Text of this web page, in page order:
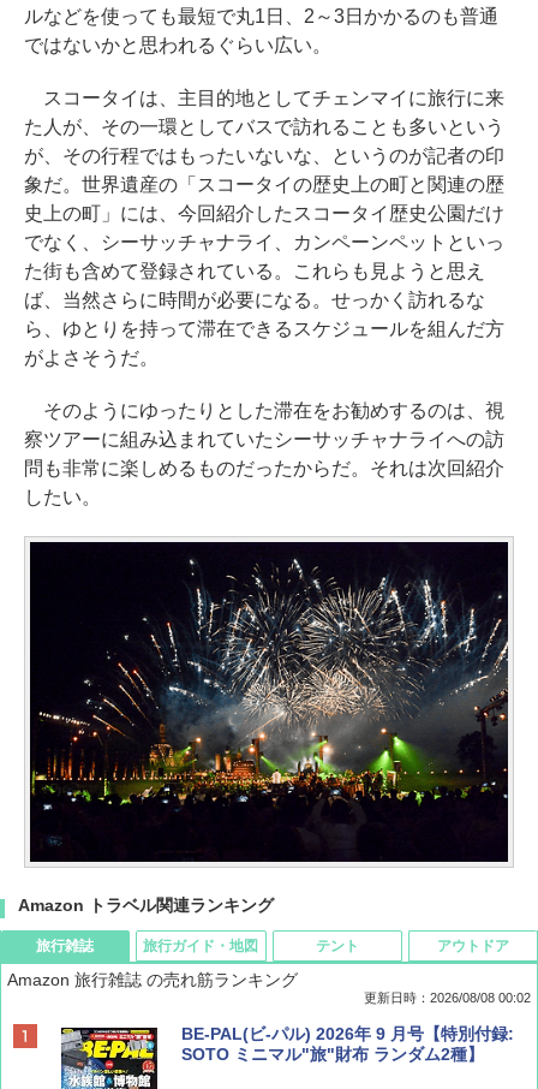
ルなどを使っても最短で丸1日、2～3日かかるのも普通
ではないかと思われるぐらい広い。
スコータイは、主目的地としてチェンマイに旅行に来
た人が、その一環としてバスで訪れることも多いという
が、その行程ではもったいないな、というのが記者の印
象だ。世界遺産の「スコータイの歴史上の町と関連の歴
史上の町」には、今回紹介したスコータイ歴史公園だけ
でなく、シーサッチャナライ、カンペーンペットといっ
た街も含めて登録されている。これらも見ようと思え
ば、当然さらに時間が必要になる。せっかく訪れるな
ら、ゆとりを持って滞在できるスケジュールを組んだ方
がよさそうだ。
そのようにゆったりとした滞在をお勧めするのは、視
察ツアーに組み込まれていたシーサッチャナライへの訪
問も非常に楽しめるものだったからだ。それは次回紹介
したい。
Amazon トラベル関連ランキング
旅行雑誌
Amazon 旅行雑誌 の売れ筋ランキング
更新日時：2026/08/08 00:02
BE-PAL(ビ-パル) 2026年 9 月号【特別付録:
SOTO ミニマル"旅"財布 ランダム2種】
旅行ガイド・地図 テント アウトドア